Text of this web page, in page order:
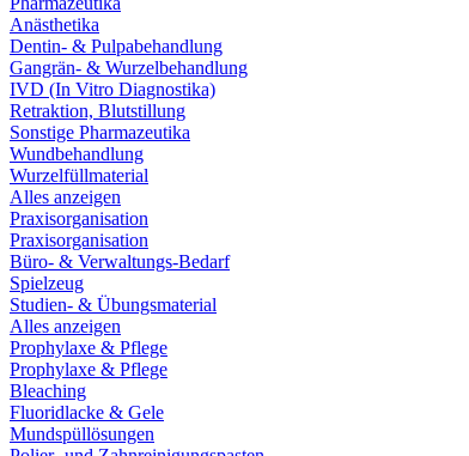
Anästhetika
Dentin- & Pulpabehandlung
Gangrän- & Wurzelbehandlung
IVD (In Vitro Diagnostika)
Retraktion, Blutstillung
Sonstige Pharmazeutika
Wundbehandlung
Wurzelfüllmaterial
Alles anzeigen
Praxisorganisation
Praxisorganisation
Büro- & Verwaltungs-Bedarf
Spielzeug
Studien- & Übungsmaterial
Alles anzeigen
Prophylaxe & Pflege
Prophylaxe & Pflege
Bleaching
Fluoridlacke & Gele
Mundspüllösungen